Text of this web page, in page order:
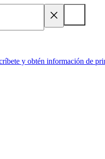
y obtén información de